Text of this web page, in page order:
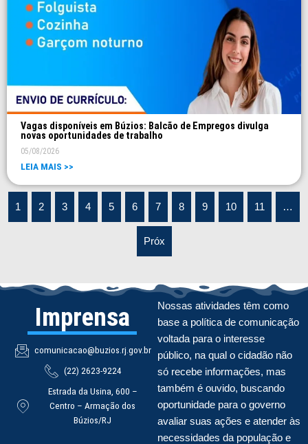
Vagas disponíveis em Búzios: Balcão de Empregos divulga
novas oportunidades de trabalho
05/08/2026
LEIA MAIS >>
1 2 3 4 5 6 7 8 9 10 11 …
Próx
Imprensa
comunicacao@buzios.rj.gov.br
(22) 2623-9224
Estrada da Usina, 600 –
Centro – Armação dos
Búzios/RJ
Nossas atividades têm como
base a política de comunicação
voltada para o interesse
público, na qual o cidadão não
só recebe informações, mas
também é ouvido, buscando
oportunidade para o governo
avaliar suas ações e atender às
necessidades da população e